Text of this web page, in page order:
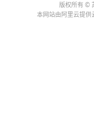
版权所有 ©
本网站由阿里云提供